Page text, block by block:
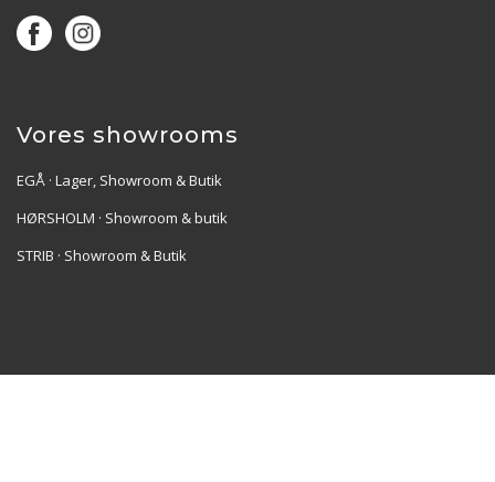
Vores showrooms
EGÅ · Lager, Showroom & Butik
HØRSHOLM · Showroom & butik
STRIB · Showroom & Butik